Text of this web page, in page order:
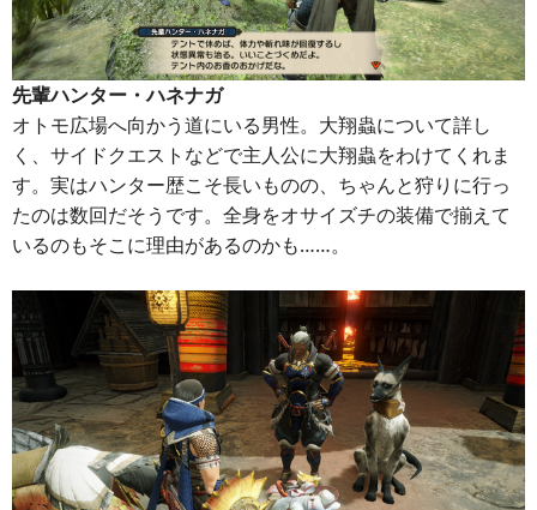
先輩ハンター・ハネナガ
オトモ広場へ向かう道にいる男性。大翔蟲について詳し
く、サイドクエストなどで主人公に大翔蟲をわけてくれま
す。実はハンター歴こそ長いものの、ちゃんと狩りに行っ
たのは数回だそうです。全身をオサイズチの装備で揃えて
いるのもそこに理由があるのかも……。